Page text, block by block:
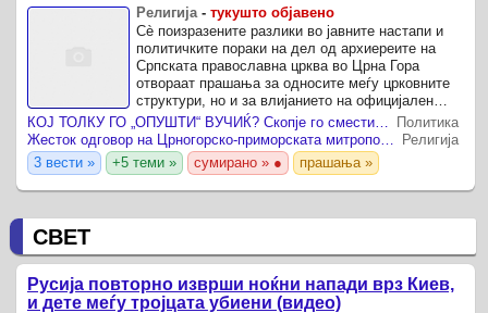
Религија- тукушто објавено
Сè поизразените разлики во јавните настапи и
политичките пораки на дел од архиереите на
Српската православна црква во Црна Гора
отвораат прашања за односите меѓу црковните
структури, но и за влијанието на официјален
Белград врз црковниот живот во земјата.
КОЈ ТОЛКУ ГО „ОПУШТИ“ ВУЧИЌ? Скопје го смести на мапата на СПЦ, а одговор сè уште нема!
Политика
Жесток одговор на Црногорско-приморската митрополија кон Вучиќ – не се мешај во работи кои не се твоја задача
Религија
3 вести »
+5 теми » сумирано » ● прашања »
СВЕТ
Русија повторно изврши ноќни напади врз Киев,
и дете меѓу тројцата убиени (видео)